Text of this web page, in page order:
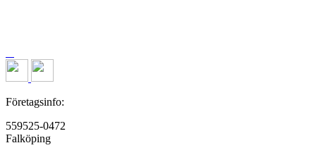
Företagsinfo:
559525-0472
Falköping